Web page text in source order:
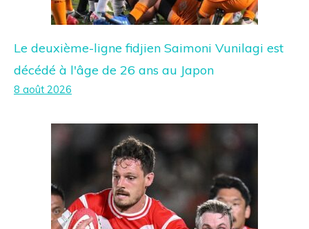
Le deuxième-ligne fidjien Saimoni Vunilagi est
décédé à l'âge de 26 ans au Japon
8 août 2026